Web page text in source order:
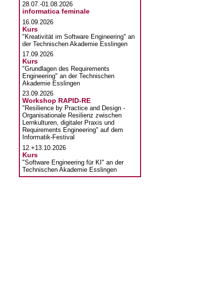
28.07.-01.08.2026
informatica feminale
16.09.2026
Kurs
"Kreativität im Software Engineering" an
der Technischen Akademie Esslingen
17.09.2026
Kurs
"Grundlagen des Requirements
Engineering" an der Technischen
Akademie Esslingen
23.09.2026
Workshop RAPID-RE
"Resilience by Practice and Design -
Organisationale Resilienz zwischen
Lernkulturen, digitaler Praxis und
Requirements Engineering" auf dem
Informatik-Festival
12.+13.10.2026
Kurs
"Software Engineering für KI" an der
Technischen Akademie Esslingen